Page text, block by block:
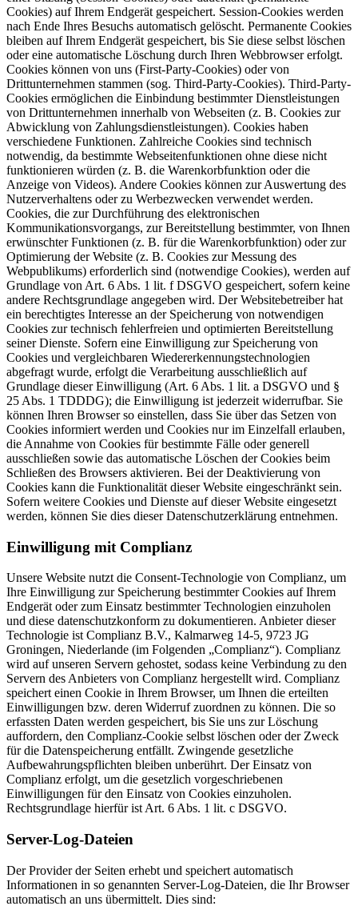
Cookies) auf Ihrem Endgerät gespeichert. Session-Cookies werden
nach Ende Ihres Besuchs automatisch gelöscht. Permanente Cookies
bleiben auf Ihrem Endgerät gespeichert, bis Sie diese selbst löschen
oder eine automatische Löschung durch Ihren Webbrowser erfolgt.
Cookies können von uns (First-Party-Cookies) oder von
Drittunternehmen stammen (sog. Third-Party-Cookies). Third-Party-
Cookies ermöglichen die Einbindung bestimmter Dienstleistungen
von Drittunternehmen innerhalb von Webseiten (z. B. Cookies zur
Abwicklung von Zahlungsdienstleistungen). Cookies haben
verschiedene Funktionen. Zahlreiche Cookies sind technisch
notwendig, da bestimmte Webseitenfunktionen ohne diese nicht
funktionieren würden (z. B. die Warenkorbfunktion oder die
Anzeige von Videos). Andere Cookies können zur Auswertung des
Nutzerverhaltens oder zu Werbezwecken verwendet werden.
Cookies, die zur Durchführung des elektronischen
Kommunikationsvorgangs, zur Bereitstellung bestimmter, von Ihnen
erwünschter Funktionen (z. B. für die Warenkorbfunktion) oder zur
Optimierung der Website (z. B. Cookies zur Messung des
Webpublikums) erforderlich sind (notwendige Cookies), werden auf
Grundlage von Art. 6 Abs. 1 lit. f DSGVO gespeichert, sofern keine
andere Rechtsgrundlage angegeben wird. Der Websitebetreiber hat
ein berechtigtes Interesse an der Speicherung von notwendigen
Cookies zur technisch fehlerfreien und optimierten Bereitstellung
seiner Dienste. Sofern eine Einwilligung zur Speicherung von
Cookies und vergleichbaren Wiedererkennungstechnologien
abgefragt wurde, erfolgt die Verarbeitung ausschließlich auf
Grundlage dieser Einwilligung (Art. 6 Abs. 1 lit. a DSGVO und §
25 Abs. 1 TDDDG); die Einwilligung ist jederzeit widerrufbar. Sie
können Ihren Browser so einstellen, dass Sie über das Setzen von
Cookies informiert werden und Cookies nur im Einzelfall erlauben,
die Annahme von Cookies für bestimmte Fälle oder generell
ausschließen sowie das automatische Löschen der Cookies beim
Schließen des Browsers aktivieren. Bei der Deaktivierung von
Cookies kann die Funktionalität dieser Website eingeschränkt sein.
Sofern weitere Cookies und Dienste auf dieser Website eingesetzt
werden, können Sie dies dieser Datenschutzerklärung entnehmen.
Einwilligung mit Complianz
Unsere Website nutzt die Consent-Technologie von Complianz, um
Ihre Einwilligung zur Speicherung bestimmter Cookies auf Ihrem
Endgerät oder zum Einsatz bestimmter Technologien einzuholen
und diese datenschutzkonform zu dokumentieren. Anbieter dieser
Technologie ist Complianz B.V., Kalmarweg 14-5, 9723 JG
Groningen, Niederlande (im Folgenden „Complianz“). Complianz
wird auf unseren Servern gehostet, sodass keine Verbindung zu den
Servern des Anbieters von Complianz hergestellt wird. Complianz
speichert einen Cookie in Ihrem Browser, um Ihnen die erteilten
Einwilligungen bzw. deren Widerruf zuordnen zu können. Die so
erfassten Daten werden gespeichert, bis Sie uns zur Löschung
auffordern, den Complianz-Cookie selbst löschen oder der Zweck
für die Datenspeicherung entfällt. Zwingende gesetzliche
Aufbewahrungspflichten bleiben unberührt. Der Einsatz von
Complianz erfolgt, um die gesetzlich vorgeschriebenen
Einwilligungen für den Einsatz von Cookies einzuholen.
Rechtsgrundlage hierfür ist Art. 6 Abs. 1 lit. c DSGVO.
Server-Log-Dateien
Der Provider der Seiten erhebt und speichert automatisch
Informationen in so genannten Server-Log-Dateien, die Ihr Browser
automatisch an uns übermittelt. Dies sind: